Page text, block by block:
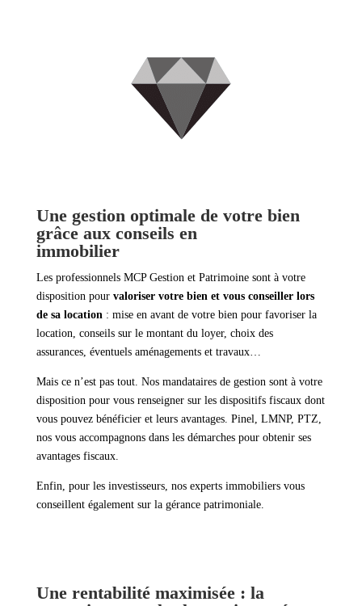
Une gestion optimale de votre bien
grâce aux conseils en
immobilier
Les professionnels MCP Gestion et Patrimoine sont à votre
disposition pour valoriser votre bien et vous conseiller lors
de sa location: mise en avant de votre bien pour favoriser la
location, conseils sur le montant du loyer, choix des
assurances, éventuels aménagements et travaux…
Mais ce n’est pas tout. Nos mandataires de gestion sont à votre
disposition pour vous renseigner sur les dispositifs fiscaux dont
vous pouvez bénéficier et leurs avantages. Pinel, LMNP, PTZ,
nos vous accompagnons dans les démarches pour obtenir ses
avantages fiscaux.
Enfin, pour les investisseurs, nos experts immobiliers vous
conseillent également sur la gérance patrimoniale.
Une rentabilité maximisée : la